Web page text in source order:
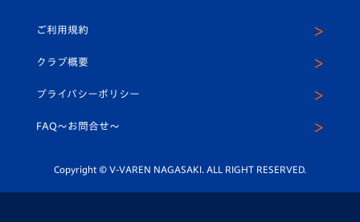
平和祈念活動
ホームタウン活動
スクール
ヴィヴィくんインスタグラム
公式LINE＠
ご利用規約
クラブ概要
プライバシーポリシー
FAQ〜お問合せ〜
Copyright © V-VAREN NAGASAKI. ALL RIGHT RESERVED.